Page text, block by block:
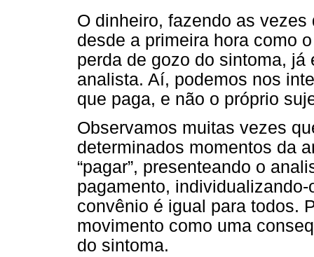
O dinheiro, fazendo as
desde a primeira hora como
perda de gozo do sintoma,
analista. Aí, podemos nos
que paga, e não o próprio
Observamos muitas vezes
determinados momentos da
“pagar”, presenteando o
pagamento,
convênio é igual para todos.
movimento como uma
do sintoma.